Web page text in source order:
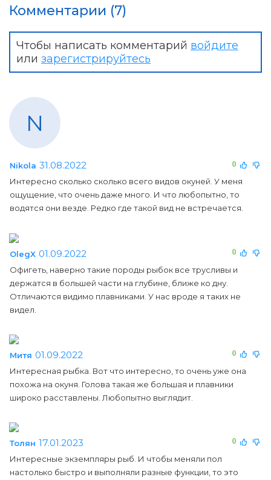
Комментарии (7)
Чтобы написать комментарий войдите
или зарегистрируйтесь
N
0
Nikola 31.08.2022
Интересно сколько сколько всего видов окуней. У меня
ощущение, что очень даже много. И что любопытно, то
водятся они везде. Редко где такой вид не встречается.
0
OlegX 01.09.2022
Офигеть, наверно такие породы рыбок все трусливы и
держатся в большей части на глубине, ближе ко дну.
Отличаются видимо плавниками. У нас вроде я таких не
видел.
0
Митя 01.09.2022
Интересная рыбка. Вот что интересно, то очень уже она
похожа на окуня. Голова такая же большая и плавники
широко расставлены. Любопытно выглядит.
0
Толян 17.01.2023
Интересные экземпляры рыб. И чтобы меняли пол
настолько быстро и выполняли разные функции, то это